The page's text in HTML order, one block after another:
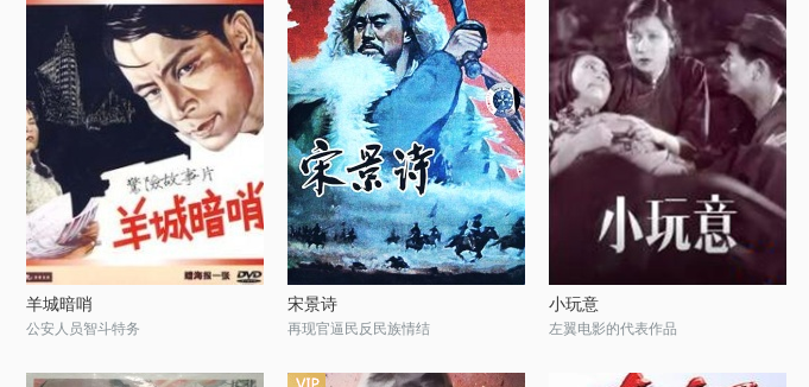
羊城暗哨
公安人员智斗特务
宋景诗
再现官逼民反民族情结
小玩意
左翼电影的代表作品